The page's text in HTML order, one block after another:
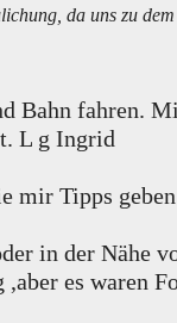
da uns zu
Bahn fahren.
L g Ingrid
mir Tipps
in der Nähe
es waren